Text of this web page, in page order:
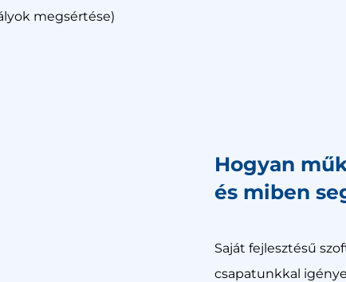
megsértése)
Hogyan
és miben
Saját fejlesztésű
csapatunkkal